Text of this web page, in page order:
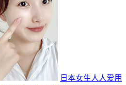
日本女生人人爱用